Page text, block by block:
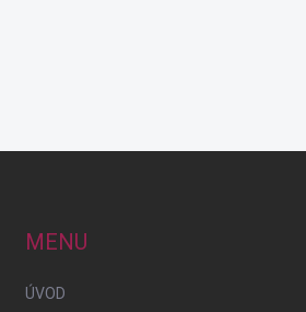
MENU
ÚVOD